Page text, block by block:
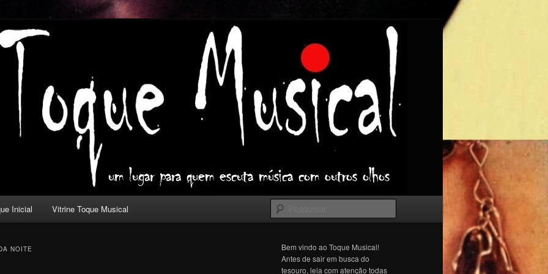
com outros olhos.
Inicial Vitrine Toque Musical
NOITE
Bem vindo ao Toque Musical!
Antes de sair em busca do
tesouro, leia com atenção todas